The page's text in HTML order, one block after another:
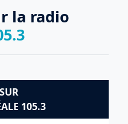
la radio
105.3